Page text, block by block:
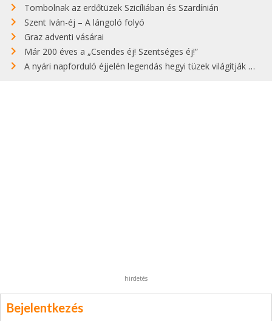
Tombolnak az erdőtüzek Szicíliában és Szardínián
Szent Iván-éj – A lángoló folyó
Graz adventi vásárai
Már 200 éves a „Csendes éj! Szentséges éj!”
A nyári napforduló éjjelén legendás hegyi tüzek világítják meg Zugspitzét
hirdetés
Bejelentkezés